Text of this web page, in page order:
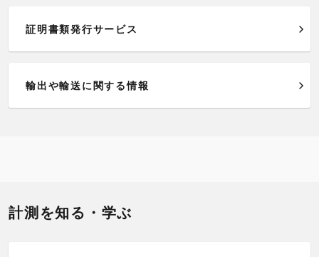
証明書類発行サービス
輸出や輸送に関する情報
計測を知る・学ぶ